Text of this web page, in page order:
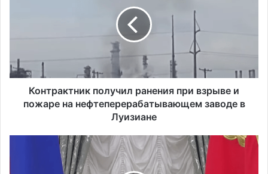
автомобилей на душу населения в США
т
н
Контрактник получил ранения при взрыве и
пожаре на нефтеперерабатывающем заводе в
Луизиане